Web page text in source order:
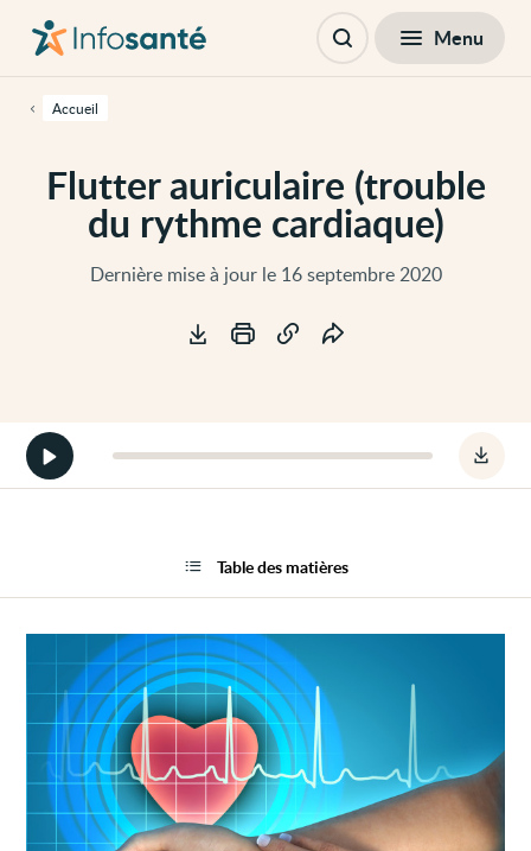
contenu
cette
navigationFlutter auriculaire (trouble
du rythme cardiaque)
Dernière mise à jour le 16 septembre 2020
Accueil
principale
Ouvrir Menu
le
du
Démarrer
la
version
Table des matières
Table des matières Fermer